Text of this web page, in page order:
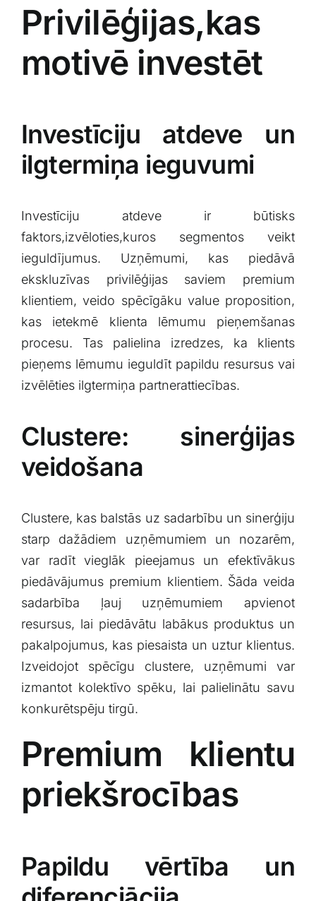
Privilēģijas,kas
motivē investēt
Investīciju ⁣atdeve‌ un‌
ilgtermiņa ieguvumi
Investīciju atdeve ir būtisks
⁤faktors,izvēloties,kuros segmentos ‍veikt
ieguldījumus. Uzņēmumi, kas piedāvā
ekskluzīvas privilēģijas⁢ saviem premium⁣
klientiem, veido spēcīgāku value proposition,
kas⁤ ietekmē‌ klienta lēmumu pieņemšanas
⁣procesu. ⁣Tas palielina izredzes, ka klients⁣
pieņems lēmumu ieguldīt papildu resursus vai
izvēlēties ilgtermiņa partnerattiecības.
Clustere: sinerģijas
veidošana
Clustere, kas ⁢balstās uz sadarbību un sinerģiju
⁤starp dažādiem uzņēmumiem⁣ un nozarēm,
var radīt vieglāk pieejamus un efektīvākus
piedāvājumus premium klientiem. Šāda veida
sadarbība‌ ļauj uzņēmumiem ‌apvienot
resursus, lai piedāvātu labākus produktus un
pakalpojumus, kas piesaista un​ uztur klientus.
Izveidojot spēcīgu ⁤clustere, uzņēmumi var
izmantot kolektīvo spēku, lai palielinātu savu
konkurētspēju tirgū.
Premium klientu⁢
priekšrocības
Papildu vērtība un